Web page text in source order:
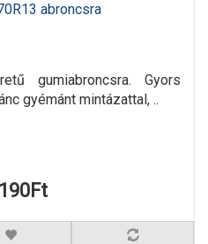
abroncsra
gumiabroncsra. Gyors
gyémánt mintázattal, ..